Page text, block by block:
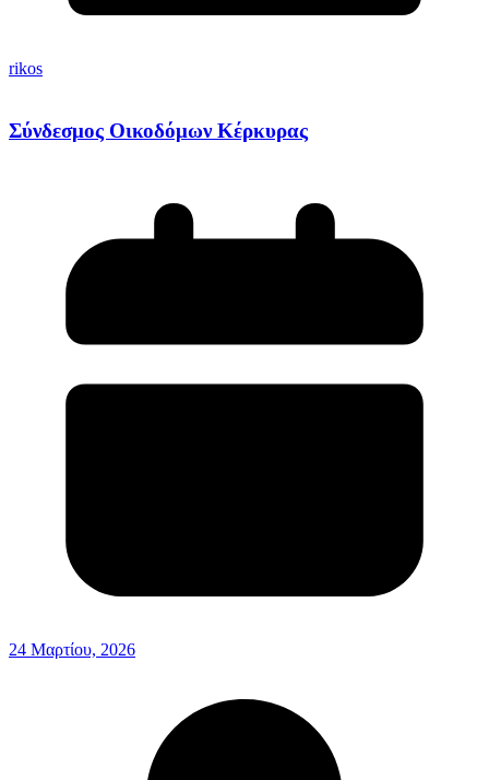
rikos
Σύνδεσμος Οικοδόμων Κέρκυρας
24 Μαρτίου, 2026